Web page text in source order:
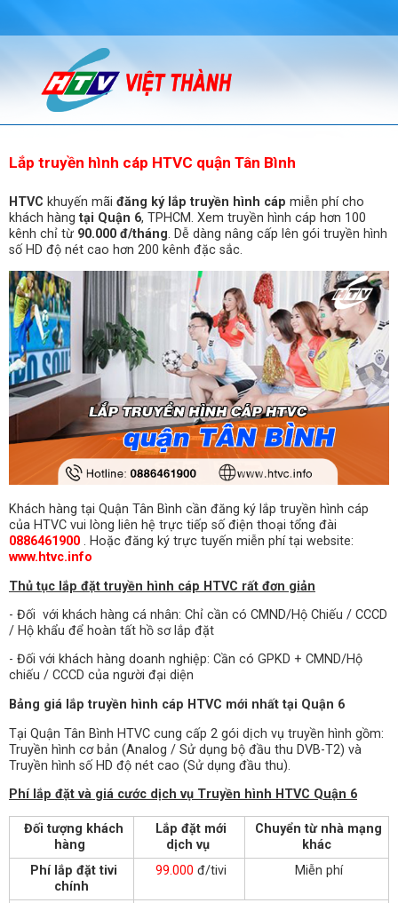
Lắp truyền hình cáp HTVC quận Tân Bình
HTVC khuyến mãi đăng ký lắp truyền hình cáp miễn phí cho
khách hàng tại Quận 6, TPHCM. Xem truyền hình cáp hơn 100
kênh chỉ từ 90.000 đ/tháng. Dễ dàng nâng cấp lên gói truyền hình
số HD độ nét cao hơn 200 kênh đặc sắc.
Khách hàng tại Quận Tân Bình cần đăng ký lắp truyền hình cáp
của HTVC vui lòng liên hệ trực tiếp số điện thoại tổng đài
0886461900 . Hoặc đăng ký trực tuyến miễn phí tại website:
www.htvc.info
Thủ tục lắp đặt truyền hình cáp HTVC rất đơn giản
- Đối với khách hàng cá nhân: Chỉ cần có CMND/Hộ Chiếu / CCCD
/ Hộ khẩu để hoàn tất hồ sơ lắp đặt
- Đối với khách hàng doanh nghiệp: Cần có GPKD + CMND/Hộ
chiếu / CCCD của người đại diện
Bảng giá lắp truyền hình cáp HTVC mới nhất tại Quận 6
Tại Quận Tân Bình HTVC cung cấp 2 gói dịch vụ truyền hình gồm:
Truyền hình cơ bản (Analog / Sử dụng bộ đầu thu DVB-T2) và
Truyền hình số HD độ nét cao (Sử dụng đầu thu).
Phí lắp đặt và giá cước dịch vụ Truyền hình HTVC Quận 6
Đối tượng khách
hàng
Lắp đặt mới
dịch vụ
Chuyển từ nhà mạng
khác
Phí lắp đặt tivi
chính
99.000 đ/tivi Miễn phí